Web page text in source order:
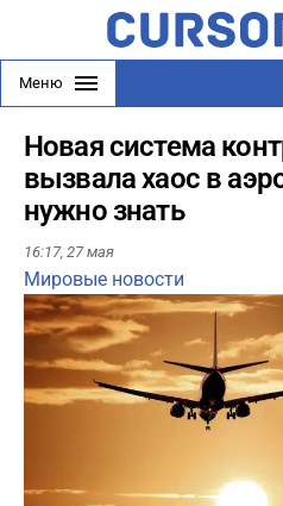
Меню
Новая система
вызвала хаос в
нужно знать
16:17, 27 мая
Мировые новости